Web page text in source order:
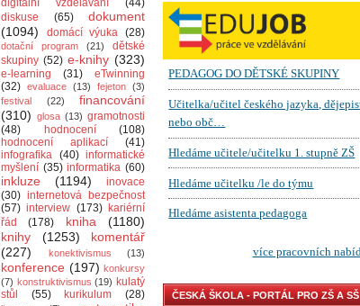
digitální vzdělávání
(44)
diskuse
(65)
dokument
(1094)
domácí výuka (28)
dotační program (21)
dětské
skupiny (52) e-knihy (323)
e-learning (31)
eTwinning
(32) evaluace (13) fejeton (3)
festival
(22)
financování
(310) glosa (13) gramotnosti
(48)
hodnocení
(108)
hodnocení aplikací
(41)
infografika (40) informatické
myšlení (35) informatika (60)
inkluze (1194)
inovace
(30) internetová bezpečnost
(57) interview (173) kariérní
řád
(178) kniha
(1180)
knihy
(1253)
komentář
(227)
konektivismus (13)
konference (197) konkursy
(7) konstruktivismus (19) kulatý
stůl
(55) kurikulum (28) ČESKÁ ŠKOLA - PORTÁL PRO ZŠ A SŠ